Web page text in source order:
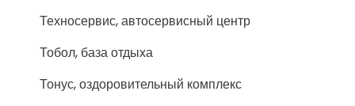
Техносервис, автосервисный центр
Тобол, база отдыха
Тонус, оздоровительный комплекс